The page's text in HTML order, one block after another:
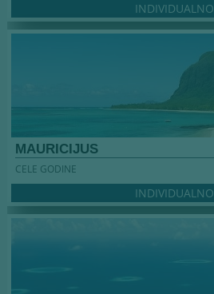
INDIVIDUALNO
MAURICIJUS
CELE GODINE
INDIVIDUALNO